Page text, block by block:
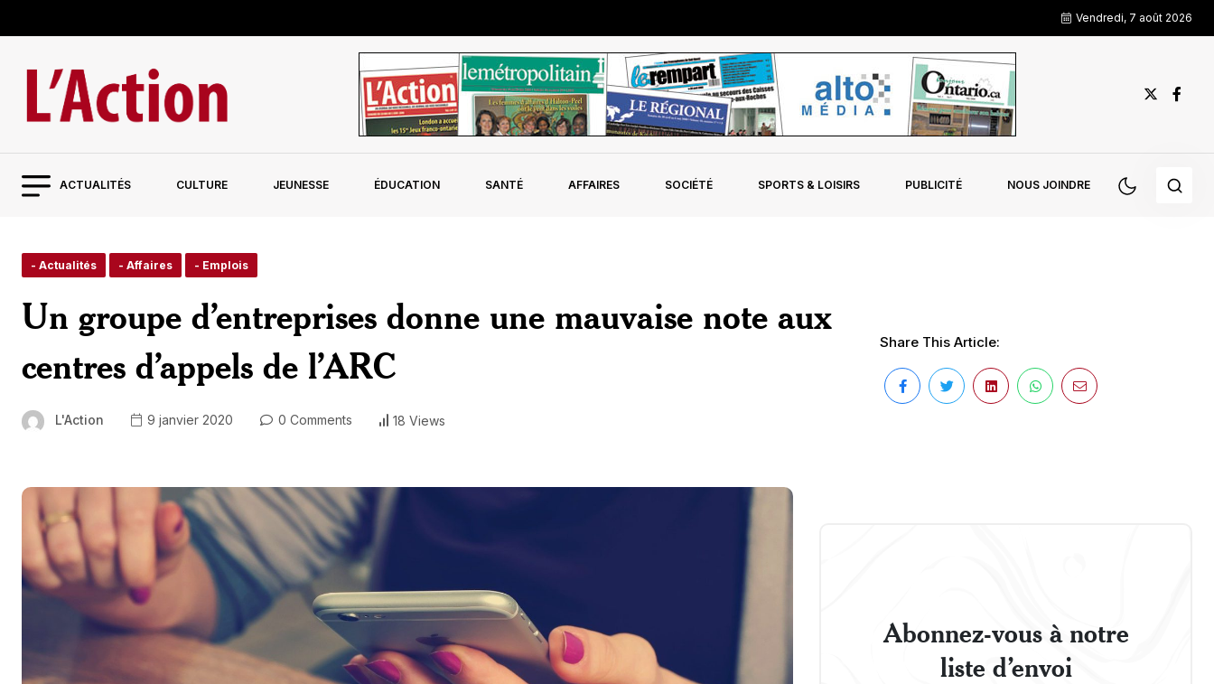
Vendredi, 7 août 2026
ACTUALITÉS CULTURE JEUNESSE ÉDUCATION SANTÉ AFFAIRES SOCIÉTÉ SPORTS & LOISIRS PUBLICITÉ NOUS JOINDRE
- Actualités - Affaires - Emplois
Un groupe d’entreprises donne une mauvaise note aux
centres d’appels de l’ARC
L'Action 9 janvier 2020 0 Comments 18 Views
Share This Article:
Abonnez-vous à notre
liste d’envoi